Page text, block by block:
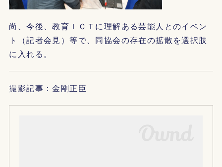
尚、今後、教育ＩＣＴに理解ある芸能人とのイベン
ト（記者会見）等で、同協会の存在の拡散を選択肢
に入れる。
撮影記事：金剛正臣